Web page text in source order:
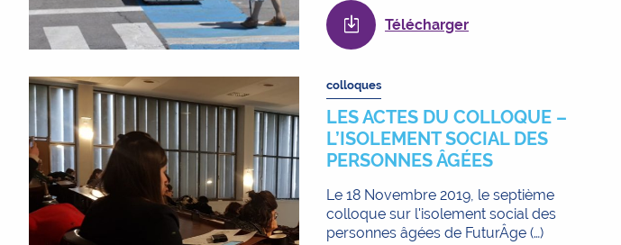
Télécharger
colloques
LES ACTES DU COLLOQUE –
L’ISOLEMENT SOCIAL DES
PERSONNES ÂGÉES
Le 18 Novembre 2019, le septième
colloque sur l'isolement social des
personnes âgées de FuturÂge (…)